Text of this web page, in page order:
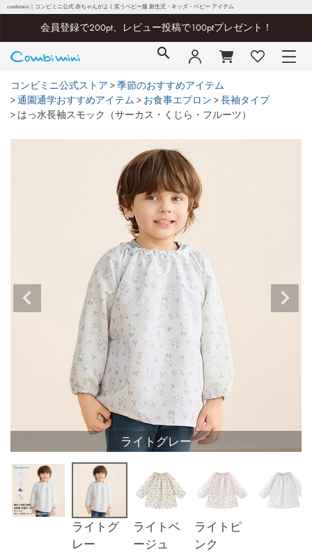
combimini｜コンビミニ公式 赤ちゃんがよく笑うベビー服 新生児・キッズ・ベビー アイテム
会員登録で200pt、レビュー投稿で100ptプレゼント！
コンビミニ公式ストア
季節のおすすめアイテム
通園通学おすすめアイテム
お食事エプロン
長袖タイプ
はっ水長袖スモック（サーカス・くじら・フルーツ）
ライトグレー
ライトグ
レー
ライトベ
ージュ
ライトピ
ンク